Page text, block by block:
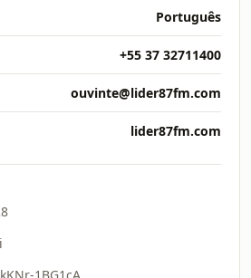
Português
+55 37 32711400
ouvinte@lider87fm.com
lider87fm.com